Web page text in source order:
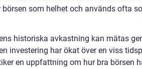
som helhet och används ofta
historiska avkastning kan mätas
investering har ökat över en viss
en uppfattning om hur bra börsen